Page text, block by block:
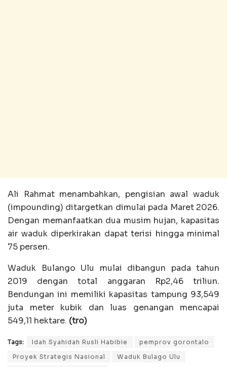
Ali Rahmat menambahkan, pengisian awal waduk
(impounding) ditargetkan dimulai pada Maret 2026.
Dengan memanfaatkan dua musim hujan, kapasitas
air waduk diperkirakan dapat terisi hingga minimal
75 persen.
Waduk Bulango Ulu mulai dibangun pada tahun
2019 dengan total anggaran Rp2,46 triliun.
Bendungan ini memiliki kapasitas tampung 93,549
juta meter kubik dan luas genangan mencapai
549,11 hektare. (tro)
Tags: Idah Syahidah Rusli Habibie
pemprov gorontalo
Proyek Strategis Nasional
Waduk Bulago Ulu